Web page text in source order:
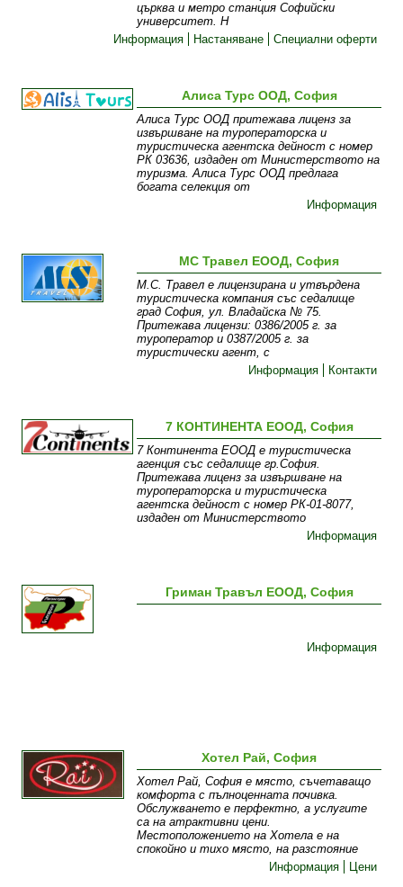
църква и метро станция Софийски
университет. Н
Информация
Настаняване Специални оферти
Алиса Турс ООД, София
Алиса Турс ООД притежава лиценз за
извършване на туроператорска и
туристическа агентска дейност с номер
РК 03636, издаден от Министерството на
туризма. Алиса Турс ООД предлага
богата селекция от
Информация
МС Травел ЕООД, София
М.С. Травел е лицензирана и утвърдена
туристическа компания със седалище
град София, ул. Владайска № 75.
Притежава лицензи: 0386/2005 г. за
туроператор и 0387/2005 г. за
туристически агент, с
Информация
Контакти
7 КОНТИНЕНТА ЕООД, София
7 Континента ЕООД е туристическа
агенция със седалище гр.София.
Притежава лиценз за извършване на
туроператорска и туристическа
агентска дейност с номер РК-01-8077,
издаден от Министерството
Информация
Гриман Травъл ЕООД, София
Информация
Хотел Рай, София
Хотел Рай, София е място, съчетаващо
комфорта с пълноценната почивка.
Обслужването е перфектно, а услугите
са на атрактивни цени.
Местоположението на Хотела е на
спокойно и тихо място, на разстояние
Информация
Цени